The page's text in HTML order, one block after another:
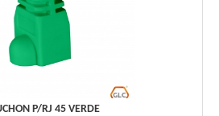
P/RJ 45 VERDE